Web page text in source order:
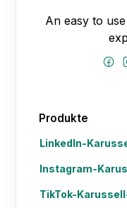
An easy to
Produkte
LinkedIn-
Instagram-
TikTok-